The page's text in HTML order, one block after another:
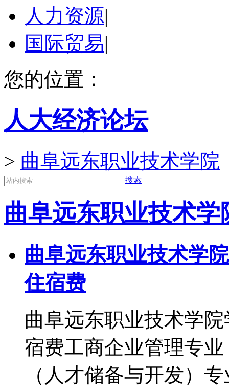
人力资源|
国际贸易|
您的位置：
人大经济论坛
> 曲阜远东职业技术学院
搜索
曲阜远东职业技术学
曲阜远东职业技术学
住宿费
曲阜远东职业技术学
宿费工商企业管理专
（人才储备与开发）